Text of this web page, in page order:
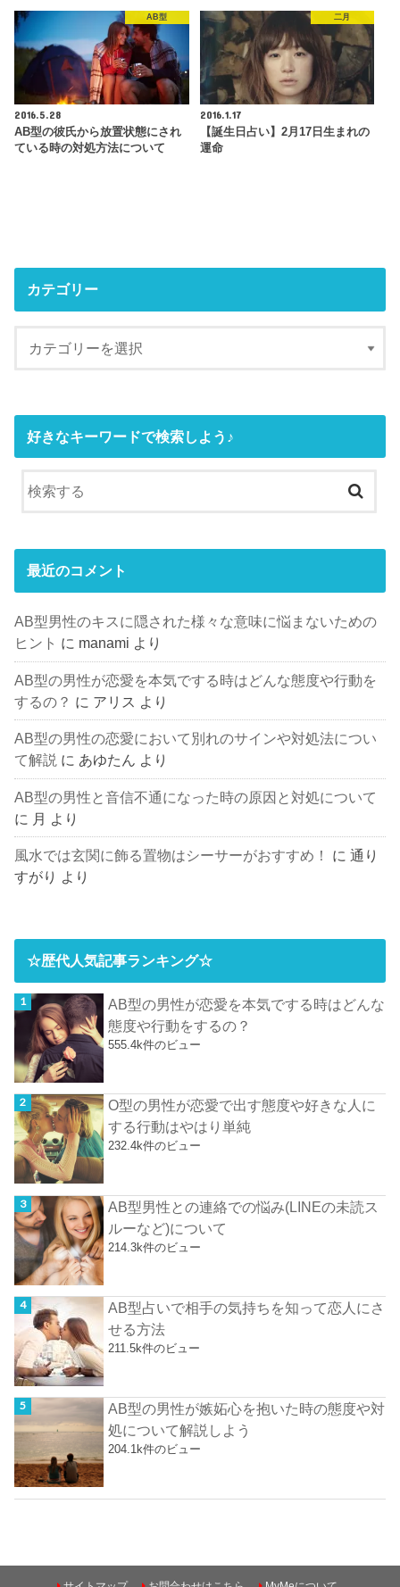
AB型
2016.5.28
AB型の彼氏から放置状態にされ
ている時の対処方法について
二月
2016.1.17
【誕生日占い】2月17日生まれの
運命
カテゴリー
好きなキーワードで検索しよう♪
最近のコメント
AB型男性のキスに隠された様々な意味に悩まないための
ヒント に manami より
AB型の男性が恋愛を本気でする時はどんな態度や行動を
するの？ に アリス より
AB型の男性の恋愛において別れのサインや対処法につい
て解説 に あゆたん より
AB型の男性と音信不通になった時の原因と対処について
に 月 より
風水では玄関に飾る置物はシーサーがおすすめ！ に通り
すがり より
☆歴代人気記事ランキング☆
AB型の男性が恋愛を本気でする時はどんな
態度や行動をするの？
555.4k件のビュー
O型の男性が恋愛で出す態度や好きな人に
する行動はやはり単純
232.4k件のビュー
AB型男性との連絡での悩み(LINEの未読ス
ルーなど)について
214.3k件のビュー
AB型占いで相手の気持ちを知って恋人にさ
せる方法
211.5k件のビュー
AB型の男性が嫉妬心を抱いた時の態度や対
処について解説しよう
204.1k件のビュー